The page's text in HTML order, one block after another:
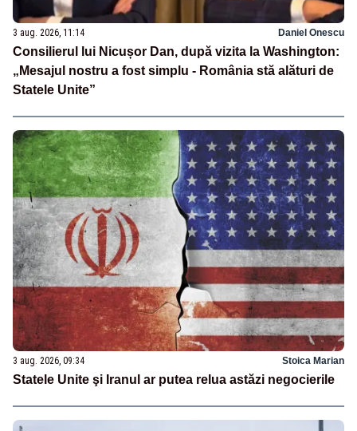
3 aug. 2026, 11:14 Daniel Onescu
Consilierul lui Nicușor Dan, după vizita la Washington:
„Mesajul nostru a fost simplu - România stă alături de
Statele Unite”
3 aug. 2026, 09:34 Stoica Marian
Statele Unite şi Iranul ar putea relua astăzi negocierile